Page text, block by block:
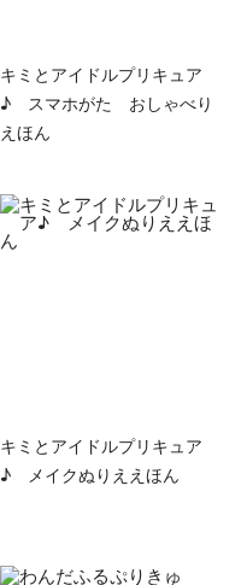
キミとアイドルプリキュア
♪ スマホがた おしゃべり
えほん
キミとアイドルプリキュア
♪ メイクぬりええほん